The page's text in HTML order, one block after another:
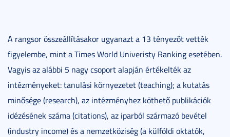
A rangsor összeállításakor ugyanazt a 13 tényezőt vették
figyelembe, mint a Times World Univeristy Ranking esetében.
Vagyis az alábbi 5 nagy csoport alapján értékelték az
intézményeket: tanulási környezetet (teaching); a kutatás
minősége (research), az intézményhez köthető publikációk
idézésének száma (citations), az iparból származó bevétel
(industry income) és a nemzetköziség (a külföldi oktatók,